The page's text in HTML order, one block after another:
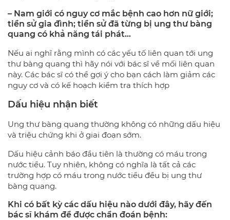
– Nam giới có nguy cơ mắc bệnh cao hơn nữ giới;
tiền sử gia đình; tiền sử đã từng bị ung thư bàng
quang có khả năng tái phát…
Nếu ai nghĩ rằng mình có các yếu tố liên quan tới ung
thư bàng quang thì hãy nói với bác sĩ về mối liên quan
này. Các bác sĩ có thể gợi ý cho bạn cách làm giảm các
nguy cơ và có kế hoạch kiểm tra thích hợp
Dấu hiệu nhận biết
Ung thư bàng quang thường không có những dấu hiệu
và triệu chứng khi ở giai đoạn sớm.
Dấu hiệu cảnh báo đầu tiên là thường có máu trong
nước tiểu. Tuy nhiên, không có nghĩa là tất cả các
trường hợp có máu trong nước tiểu đều bị ung thư
bàng quang.
Khi có bất kỳ các dấu hiệu nào dưới đây, hãy đến
bác sĩ khám để được chẩn đoán bệnh: